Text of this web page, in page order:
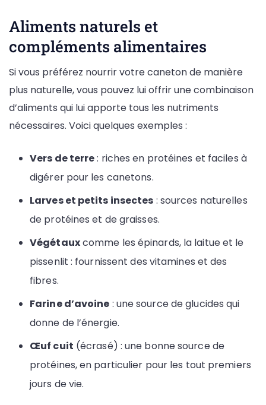
Aliments naturels et
compléments alimentaires
Si vous préférez nourrir votre caneton de manière
plus naturelle, vous pouvez lui offrir une combinaison
d’aliments qui lui apporte tous les nutriments
nécessaires. Voici quelques exemples :
Vers de terre: riches en protéines et faciles à
digérer pour les canetons.
Larves et petits insectes : sources naturelles
de protéines et de graisses.
Végétauxcomme les épinards, la laitue et le
pissenlit : fournissent des vitamines et des
fibres.
Farine d’avoine : une source de glucides qui
donne de l’énergie.
Œuf cuit (écrasé) : une bonne source de
protéines, en particulier pour les tout premiers
jours de vie.